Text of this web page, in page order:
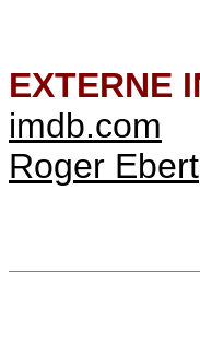
EXTERNE
imdb.com
Roger Ebert